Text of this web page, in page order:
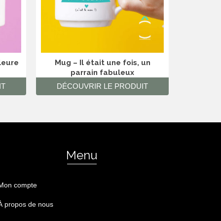
Mug – Il était une fois, un
parrain fabuleux
DÉCOUVRIR LE PRODUIT
Menu
compte
propos de nous